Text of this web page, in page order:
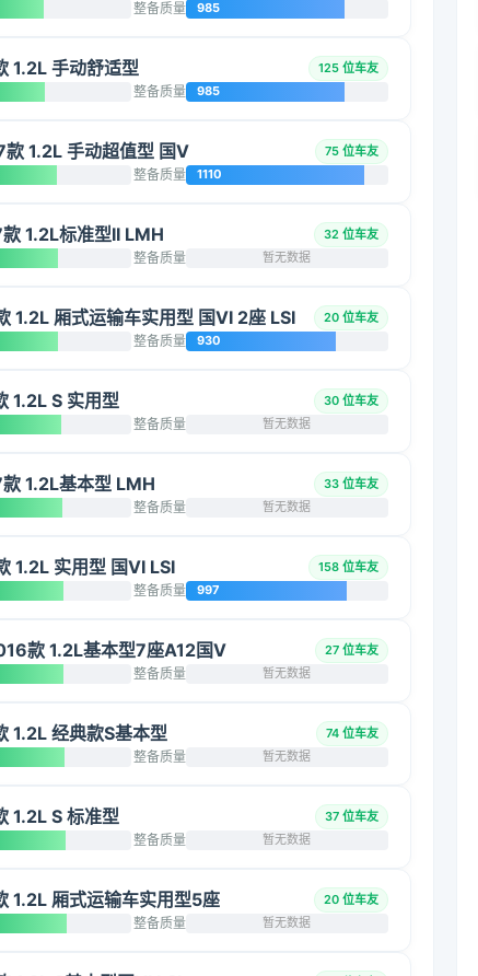
整备质量 985
1.2L 手动舒适型 125 位车友
整备质量 985
1.2L 手动超值型 国V 75 位车友
整备质量 1110
1.2L标准型II LMH 32 位车友
整备质量 暂无数据
1.2L 厢式运输车实用型 国VI 2座 LSI 20 位车友
整备质量 930
1.2L S 实用型 30 位车友
整备质量 暂无数据
1.2L基本型 LMH 33 位车友
整备质量 暂无数据
1.2L 实用型 国VI LSI 158 位车友
整备质量 997
款 1.2L基本型7座A12国V 27 位车友
整备质量 暂无数据
1.2L 经典款S基本型 74 位车友
整备质量 暂无数据
1.2L S 标准型 37 位车友
整备质量 暂无数据
1.2L 厢式运输车实用型5座 20 位车友
整备质量 暂无数据